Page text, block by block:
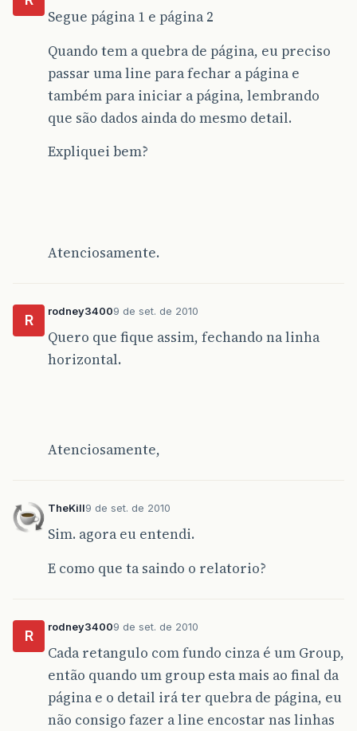
Segue página 1 e página 2
Quando tem a quebra de página, eu preciso
passar uma line para fechar a página e
também para iniciar a página, lembrando
que são dados ainda do mesmo detail.
Expliquei bem?
Atenciosamente.
R
rodney34009 de set. de 2010
Quero que fique assim, fechando na linha
horizontal.
Atenciosamente,
TheKill9 de set. de 2010
Sim. agora eu entendi.
E como que ta saindo o relatorio?
R
rodney34009 de set. de 2010
Cada retangulo com fundo cinza é um Group,
então quando um group esta mais ao final da
página e o detail irá ter quebra de página, eu
não consigo fazer a line encostar nas linhas